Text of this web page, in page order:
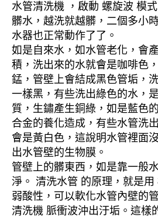
水管清洗機 ，啟動 螺旋波 模
髒水，越洗就越髒，二個多小
水器也正常動作了了。
如是自來水，如水管老化，會
積，洗出來的水就會是咖啡色
錳，管壁上會結成黑色管垢，
一樣黑，有些洗出綠色的水，
質，生鏽產生銅綠，如是藍色
合金的養化造成，有些水管洗
會是黃白色，這說明水管裡面
出水管壁的生物膜。
管壁上的髒東西，如是靠一般
淨。 清洗水管 的原理，就是用
弱酸性，可以軟化水管內壁的
清洗機 脈衝波沖出汙垢。這樣